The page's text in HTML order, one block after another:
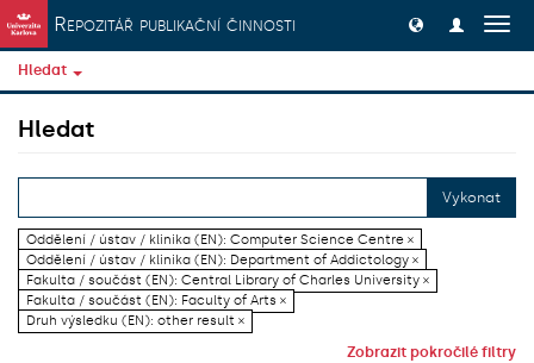
Přeskočit na obsah
Repozitář publikační činnosti
Hledat
Hledat
Vykonat
Oddělení / ústav / klinika (EN): Computer Science Centre ×
Oddělení / ústav / klinika (EN): Department of Addictology ×
Fakulta / součást (EN): Central Library of Charles University ×
Fakulta / součást (EN): Faculty of Arts ×
Druh výsledku (EN): other result ×
Zobrazit pokročilé filtry